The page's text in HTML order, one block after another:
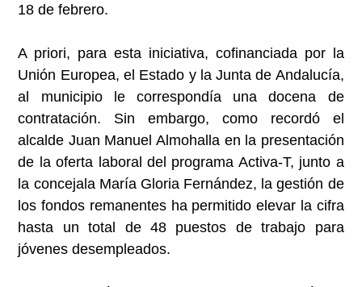
18 de febrero.
A priori, para esta iniciativa, cofinanciada por la
Unión Europea, el Estado y la Junta de Andalucía,
al municipio le correspondía una docena de
contratación. Sin embargo, como recordó el
alcalde Juan Manuel Almohalla en la presentación
de la oferta laboral del programa Activa-T, junto a
la concejala María Gloria Fernández, la gestión de
los fondos remanentes ha permitido elevar la cifra
hasta un total de 48 puestos de trabajo para
jóvenes desempleados.